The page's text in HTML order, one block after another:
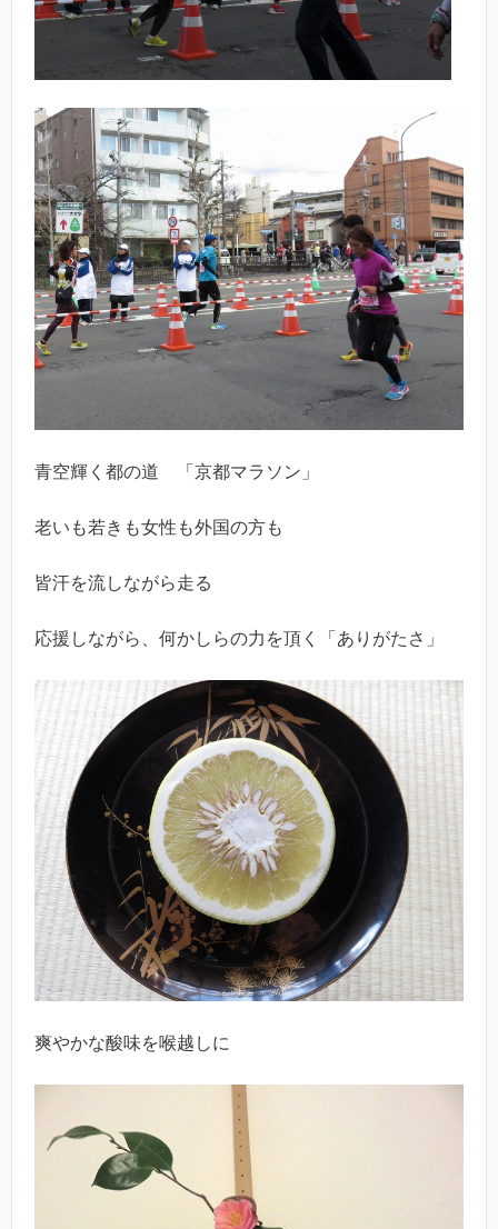
青空輝く都の道 「京都マラソン」
老いも若きも女性も外国の方も
皆汗を流しながら走る
応援しながら、何かしらの力を頂く「ありがたさ」
爽やかな酸味を喉越しに